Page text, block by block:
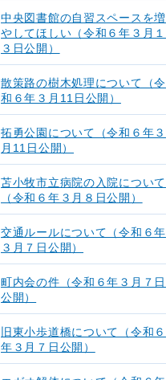
中央図書館の自習スペースを増
やしてほしい（令和６年３月１
３日公開）
散策路の樹木処理について（令
和６年３月11日公開）
拓勇公園について（令和６年３
月11日公開）
苫小牧市立病院の入院について
（令和６年３月８日公開）
交通ルールについて（令和６年
３月７日公開）
町内会の件（令和６年３月７日
公開）
旧東小歩道橋について（令和６
年３月７日公開）